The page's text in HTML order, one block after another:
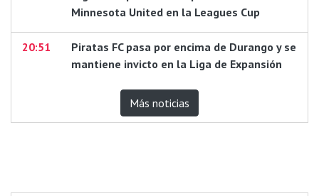
Minnesota United en la Leagues Cup
20:51
Piratas FC pasa por encima de Durango y se
mantiene invicto en la Liga de Expansión
Más noticias